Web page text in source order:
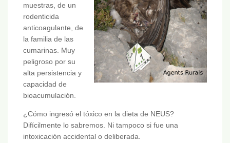
muestras, de un
rodenticida
anticoagulante, de
la familia de las
cumarinas. Muy
peligroso por su
alta persistencia y
capacidad de
bioacumulación.
¿Cómo ingresó el tóxico en la dieta de NEUS?
Difícilmente lo sabremos. Ni tampoco si fue una
intoxicación accidental o deliberada.